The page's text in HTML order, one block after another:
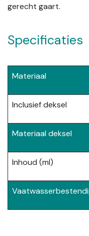
gerecht gaart.
Specificaties
Materiaal
Inclusief deksel
Materiaal deksel
Inhoud (ml)